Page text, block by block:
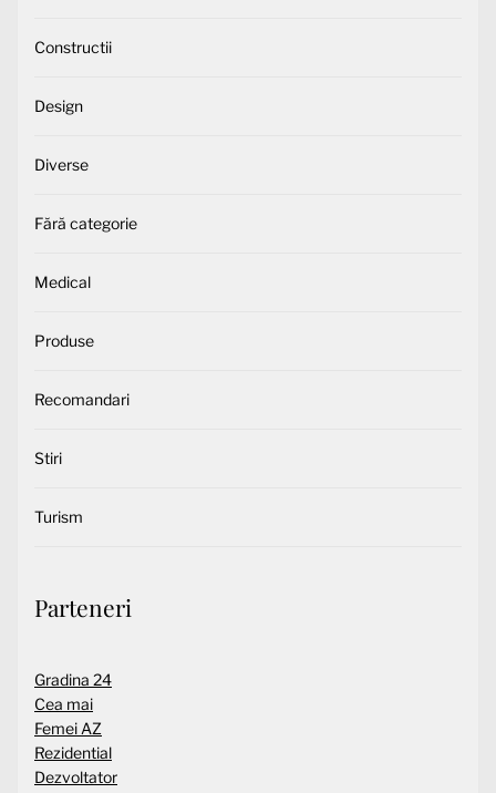
Constructii
Design
Diverse
Fără categorie
Medical
Produse
Recomandari
Stiri
Turism
Parteneri
Gradina 24
Cea mai
Femei AZ
Rezidential
Dezvoltator